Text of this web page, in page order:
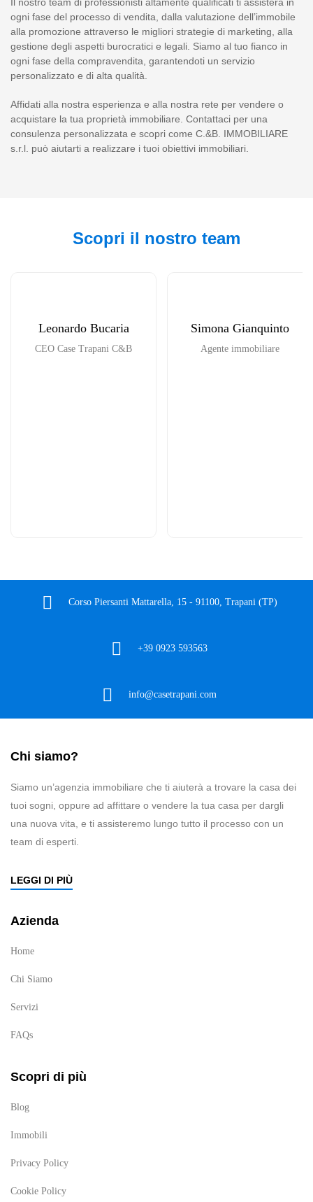
ogni fase del processo di vendita, dalla valutazione dell’immobile
alla promozione attraverso le migliori strategie di marketing, alla
gestione degli aspetti burocratici e legali. Siamo al tuo fianco in
ogni fase della compravendita, garantendoti un servizio
personalizzato e di alta qualità.
Affidati alla nostra esperienza e alla nostra rete per vendere o
acquistare la tua proprietà immobiliare. Contattaci per una
consulenza personalizzata e scopri come C.&B. IMMOBILIARE
s.r.l. può aiutarti a realizzare i tuoi obiettivi immobiliari.
Scopri il nostro team
Leonardo Bucaria
CEO Case Trapani C&B
Simona Gianquinto
Agente immobiliare
Corso Piersanti Mattarella, 15 - 91100, Trapani (TP)
+39 0923 593563
info@casetrapani.com
Chi siamo?
Siamo un’agenzia immobiliare che ti aiuterà a trovare la casa dei
tuoi sogni, oppure ad affittare o vendere la tua casa per dargli
una nuova vita, e ti assisteremo lungo tutto il processo con un
team di esperti.
LEGGI DI PIÙ
Azienda
Home
Chi Siamo
Servizi
FAQs
Scopri di più
Blog
Immobili
Privacy Policy
Cookie Policy